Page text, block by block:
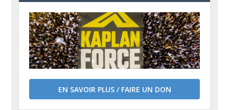
EN SAVOIR PLUS / FAIRE UN DON